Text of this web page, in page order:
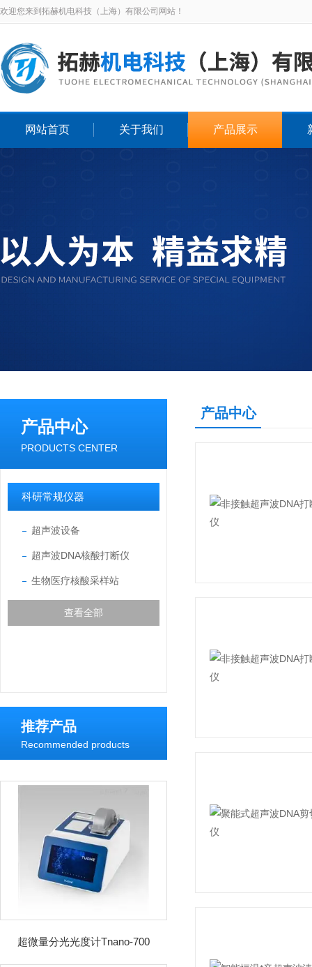
欢迎您来到拓赫机电科技（上海）有限公司网站！
网站首页 关于我们 产品展示
产品中心
PRODUCTS CENTER
科研常规仪器
超声波设备
超声波DNA核酸打断仪
生物医疗核酸采样站
查看全部
推荐产品
Recommended products
超微量分光光度计Tnano-700
产品中心